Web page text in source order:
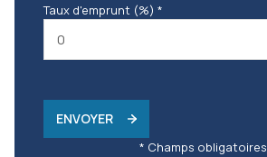
Taux d'emprunt (%) *
ENVOYER
* Champs obligatoires